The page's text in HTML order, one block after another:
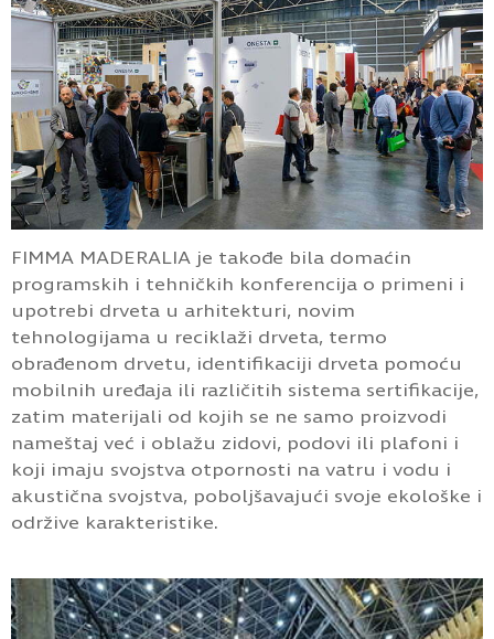
FIMMA MADERALIA je takođe bila domaćin
programskih i tehničkih konferencija o primeni i
upotrebi drveta u arhitekturi, novim
tehnologijama u reciklaži drveta, termo
obrađenom drvetu, identifikaciji drveta pomoću
mobilnih uređaja ili različitih sistema sertifikacije,
zatim materijali od kojih se ne samo proizvodi
nameštaj već i oblažu zidovi, podovi ili plafoni i
koji imaju svojstva otpornosti na vatru i vodu i
akustična svojstva, poboljšavajući svoje ekološke i
održive karakteristike.